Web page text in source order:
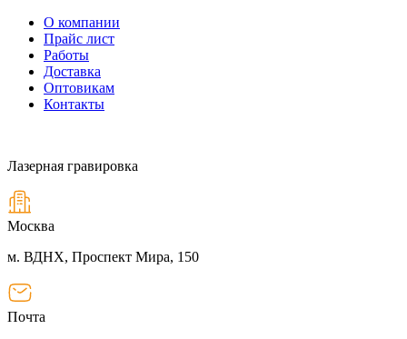
О компании
Прайс лист
Работы
Доставка
Оптовикам
Контакты
Лазерная гравировка
Москва
м. ВДНХ, Проспект Мира, 150
Почта